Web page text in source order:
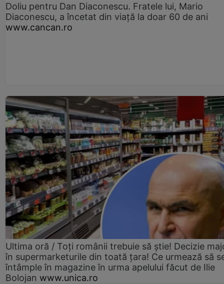
Doliu pentru Dan Diaconescu. Fratele lui, Mario
Diaconescu, a încetat din viață la doar 60 de ani
www.cancan.ro
Ultima oră / Toți românii trebuie să știe! Decizie
în supermarketurile din toată țara! Ce urmează să
întâmple în magazine în urma apelului făcut de Ilie
Bolojan www.unica.ro